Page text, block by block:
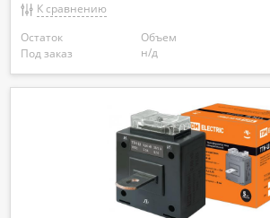
К сравнению
Остаток
Под заказ
Объем
н/д